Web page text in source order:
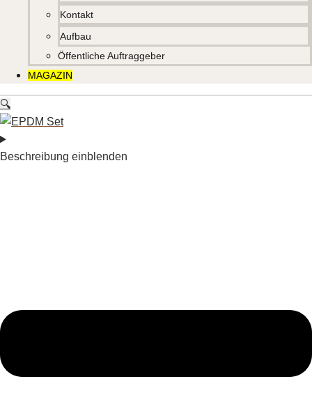
Kontakt
Aufbau
Öffentliche Auftraggeber
MAGAZIN
🔍
Beschreibung einblenden